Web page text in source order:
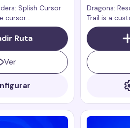
Splish Cursor
cursor
en el
programa
Splish es un
le gusta el agua y
de agua.
Ruta
Ver
Cutter
Dragons:
Trail is a
the
Dragons: